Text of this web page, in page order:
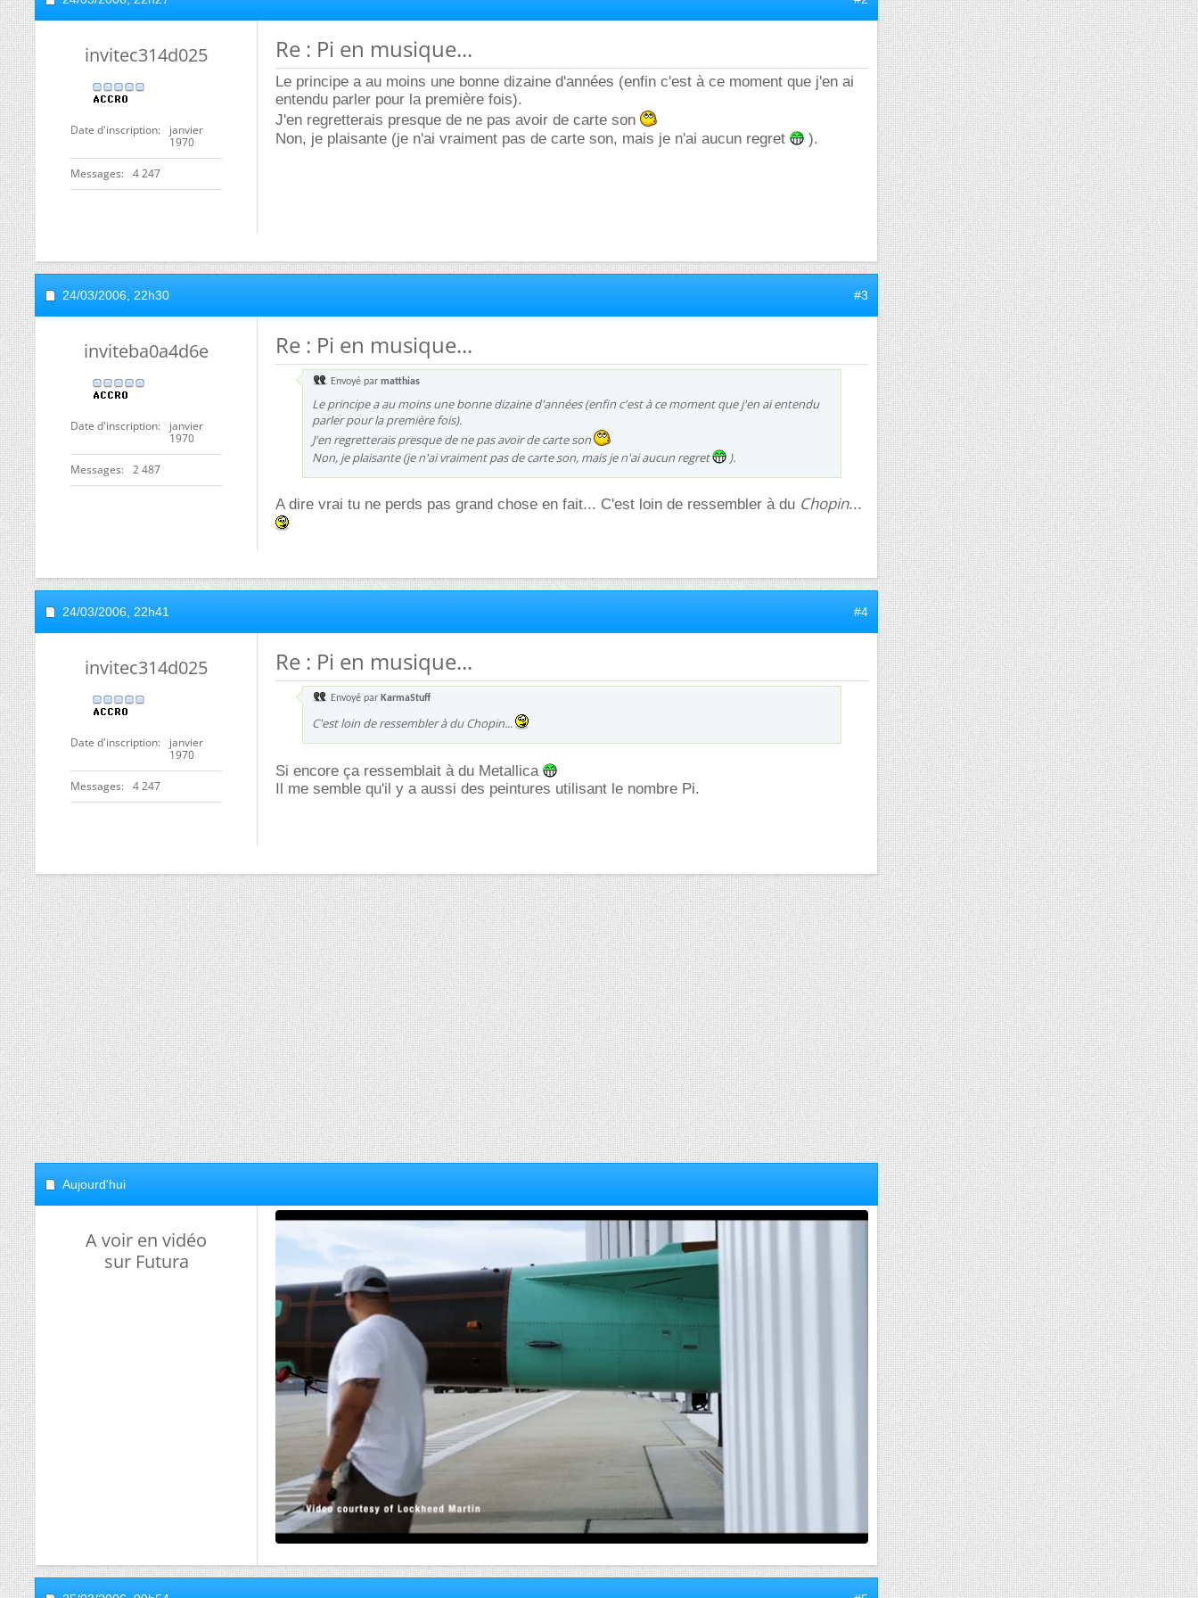
invitec314d025
Date d'inscription
janvier
1970
Messages 4 247
Re : Pi en musique...
Le principe a au moins une bonne dizaine d'années (enfin c'est à ce moment que j'en ai
entendu parler pour la première fois).
J'en regretterais presque de ne pas avoir de carte son
Non, je plaisante (je n'ai vraiment pas de carte son, mais je n'ai aucun regret
).
24/03/2006, 22h30 #3
inviteba0a4d6e
Date d'inscription
janvier
1970
Messages 2 487
Re : Pi en musique...
Envoyé par matthias
Le principe a au moins une bonne dizaine d'années (enfin c'est à ce moment que j'en ai entendu
parler pour la première fois).
J'en regretterais presque de ne pas avoir de carte son
Non, je plaisante (je n'ai vraiment pas de carte son, mais je n'ai aucun regret
).
A dire vrai tu ne perds pas grand chose en fait... C'est loin de ressembler à du Chopin...
24/03/2006, 22h41 #4
invitec314d025
Date d'inscription
janvier
1970
Messages 4 247
Re : Pi en musique...
Envoyé par KarmaStuff
C'est loin de ressembler à duChopin...
Si encore ça ressemblait à du Metallica
Il me semble qu'il y a aussi des peintures utilisant le nombre Pi.
Aujourd'hui
A voir en vidéo
sur Futura